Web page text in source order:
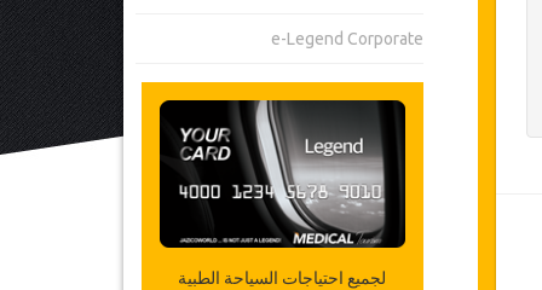
e-Legend Corporate
لجميع احتياجات السياحة الطبية